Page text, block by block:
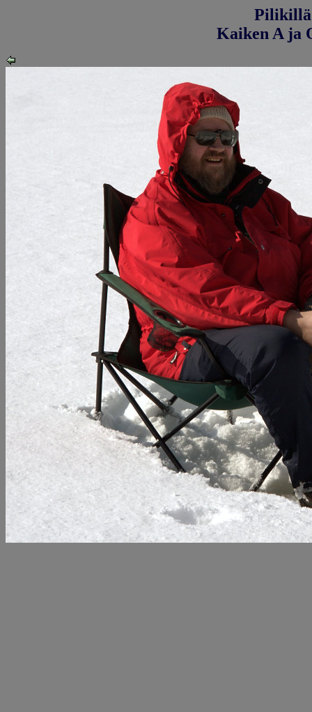
Pilikillä
Kaiken A ja